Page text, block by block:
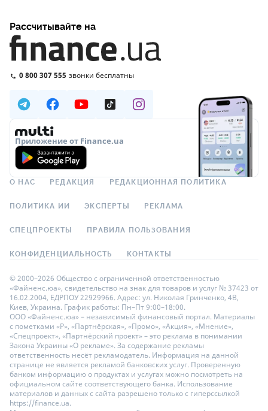
Рассчитывайте на
0 800 307 555 звонки бесплатны
Приложение от Finance.ua
О НАС РЕДАКЦИЯ РЕДАКЦИОННАЯ ПОЛИТИКА
ПОЛИТИКА ИИ ЭКСПЕРТЫ РЕКЛАМА
СПЕЦПРОЕКТЫ ПРАВИЛА ПОЛЬЗОВАНИЯ
КОНФИДЕНЦИАЛЬНОСТЬ КОНТАКТЫ
© 2000–2026 Общество с ограниченной ответственностью
«Файненс.юа», свидетельство на знак для товаров и услуг № 37423 от
16.02.2004, ЕДРПОУ 22929966. Адрес: ул. Николая Гринченко, 4В,
Киев, Украина. График работы: Пн–Пт 9:00–18:00.
ООО «Файненс.юа» – независимый финансовый портал. Материалы
с пометками «Р», «Партнёрская», «Промо», «Акция», «Мнение»,
«Спецпроект», «Партнёрский проект» – это реклама в понимании
Закона Украины «О рекламе». За содержание рекламы
ответственность несёт рекламодатель. Информация на данной
странице не является рекламой банковских услуг. Проверенную
банком информацию о продуктах и услугах можно посмотреть на
официальном сайте соответствующего банка. Использование
материалов и данных с сайта разрешено только с гиперссылкой
https://finance.ua.